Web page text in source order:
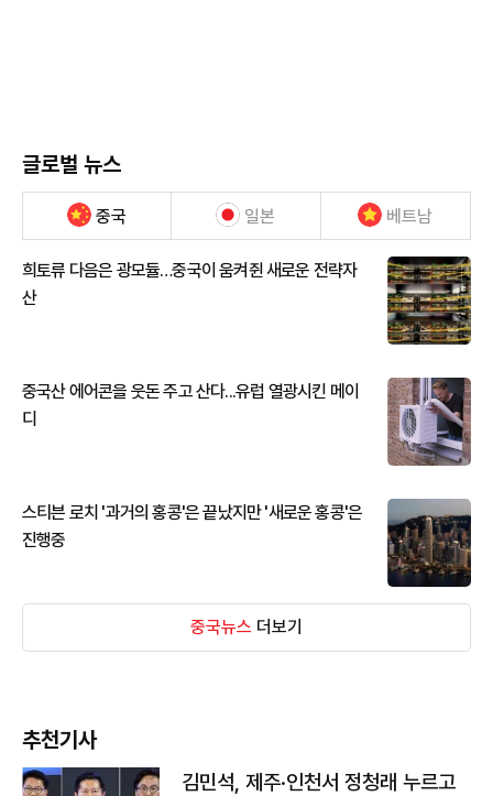
글로벌 뉴스
중국 일본 베트남
희토류 다음은 광모듈…중국이 움켜쥔 새로운 전략자
산
중국산 에어콘을 웃돈 주고 산다...유럽 열광시킨 메이
디
스티븐 로치 '과거의 홍콩'은 끝났지만 '새로운 홍콩'은
진행중
중국뉴스 더보기
추천기사
김민석, 제주·인천서 정청래 누르고